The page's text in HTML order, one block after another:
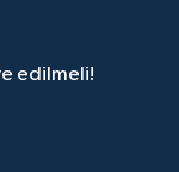
edilmeli!